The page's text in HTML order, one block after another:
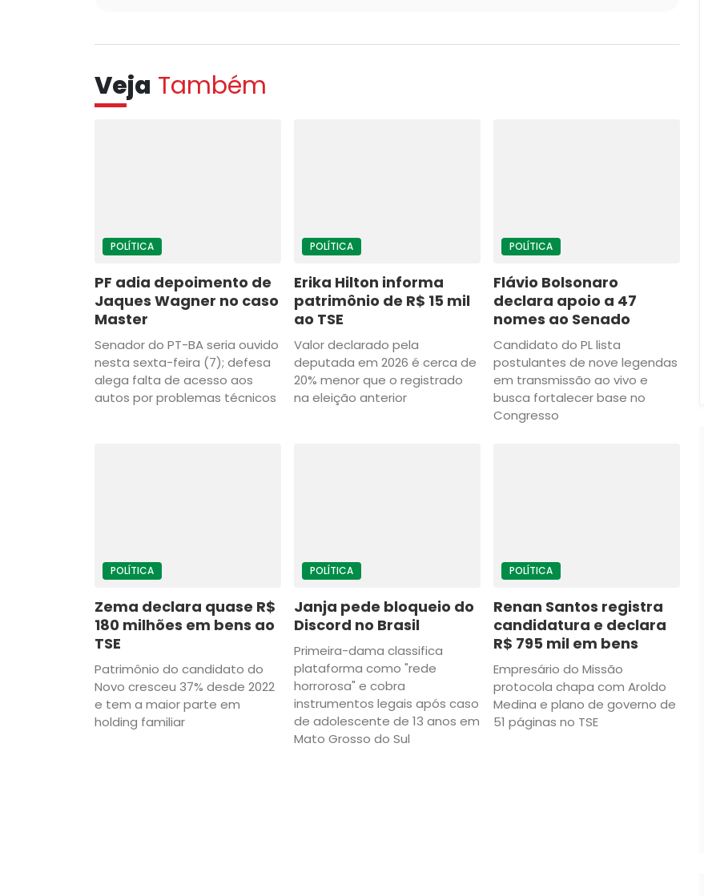
Veja Também
POLÍTICA
PF adia depoimento de
Jaques Wagner no caso
Master
Senador do PT-BA seria ouvido
nesta sexta-feira (7); defesa
alega falta de acesso aos
autos por problemas técnicos
POLÍTICA
Erika Hilton informa
patrimônio de R$ 15 mil
ao TSE
Valor declarado pela
deputada em 2026 é cerca de
20% menor que o registrado
na eleição anterior
POLÍTICA
Flávio Bolsonaro
declara apoio a 47
nomes ao Senado
Candidato do PL lista
postulantes de nove legendas
em transmissão ao vivo e
busca fortalecer base no
Congresso
POLÍTICA
Zema declara quase R$
180 milhões em bens ao
TSE
Patrimônio do candidato do
Novo cresceu 37% desde 2022
e tem a maior parte em
holding familiar
POLÍTICA
Janja pede bloqueio do
Discord no Brasil
Primeira-dama classifica
plataforma como "rede
horrorosa" e cobra
instrumentos legais após caso
de adolescente de 13 anos em
Mato Grosso do Sul
POLÍTICA
Renan Santos registra
candidatura e declara
R$ 795 mil em bens
Empresário do Missão
protocola chapa com Aroldo
Medina e plano de governo de
51 páginas no TSE